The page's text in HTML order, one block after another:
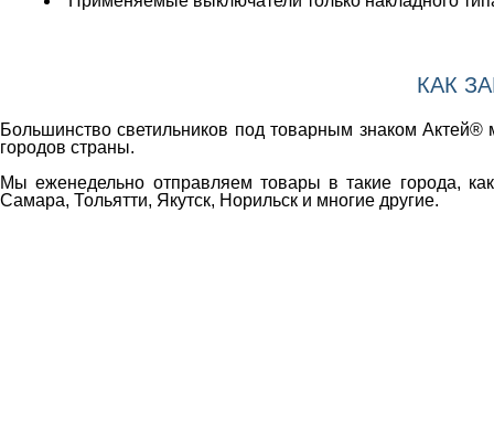
КАК
Большинство светильников под товарным знаком
городов страны.
Мы еженедельно отправляем товары в такие города,
Самара, Тольятти, Якутск, Норильск и многие другие.